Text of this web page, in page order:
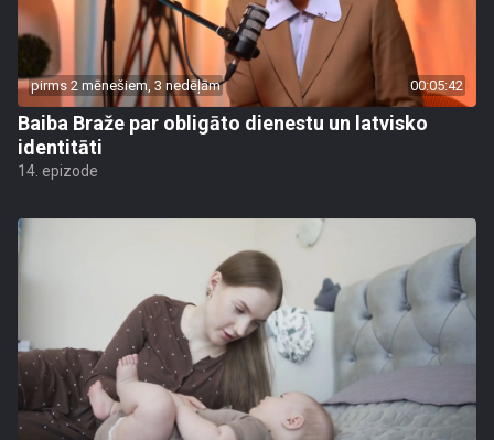
pirms 2 mēnešiem, 3 nedēļām 00:05:42
Baiba Braže par obligāto dienestu un latvisko
identitāti
14. epizode